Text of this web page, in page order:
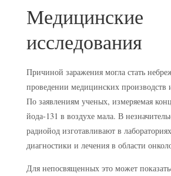
Медицинские
исследования
Причиной заражения могла стать
проведении медицинских производств
По заявлениям ученых, измеряемая
йода-131 в воздухе мала. В
радиойод изготавливают в
диагностики и лечения в области
Для непосвященных это может